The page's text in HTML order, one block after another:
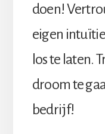
doen!
eigen
los te laten.
droom te
bedrijf!